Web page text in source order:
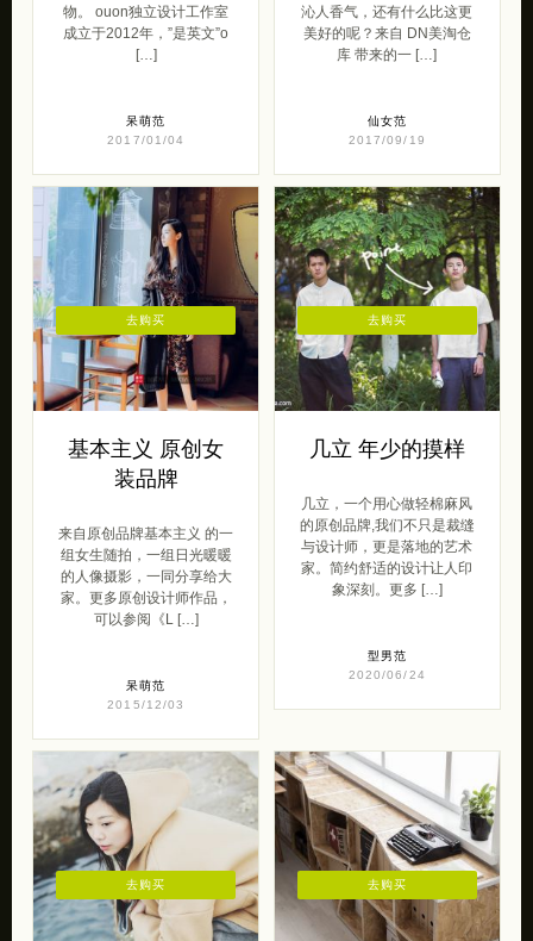
物。 ouon独立设计工作室
成立于2012年，”是英文”o
[…]
呆萌范
2017/01/04
沁人香气，还有什么比这更
美好的呢？来自 DN美淘仓
库 带来的一 […]
仙女范
2017/09/19
基本主义 原创女
装品牌
来自原创品牌基本主义 的一
组女生随拍，一组日光暖暖
的人像摄影，一同分享给大
家。更多原创设计师作品，
可以参阅《L […]
呆萌范
2015/12/03
去购买
几立 年少的摸样
几立，一个用心做轻棉麻风
的原创品牌,我们不只是裁缝
与设计师，更是落地的艺术
家。简约舒适的设计让人印
象深刻。更多 […]
型男范
2020/06/24
去购买
去购买 去购买